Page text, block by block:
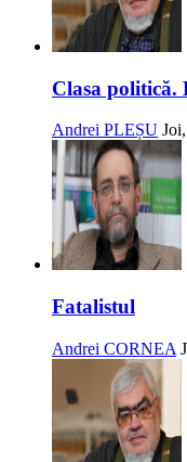
Clasa politică.
Andrei PLEȘU
Fatalistul
Andrei CORNEA